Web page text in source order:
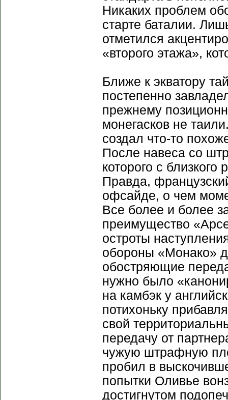
Никаких проблем
старте баталии.
отметился
«второго этажа»,
Ближе к экватору
постепенно
прежнему
монегасков не
создал что-то
После навеса со
которого с
Правда,
офсайде, о чем
Все более и более
преимущество
остроты
обороны «Монако»
обостряющие
нужно было
на камбэк у
потихоньку
свой
передачу от
чужую штрафную
пробил в
попытки Оливье
достигнутом